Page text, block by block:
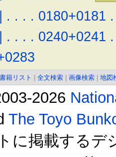
| . . . . 0180+0181 .
| . . . . 0240+0241 .
書籍リスト 全文検索 画像検索 地図
2026
The Toyo
に掲載するデ